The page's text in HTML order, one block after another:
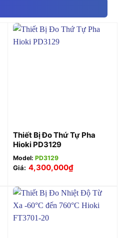
Thiết Bị Đo Thứ Tự Pha
Hioki PD3129
Model: PD3129
Giá: 4,300,000₫